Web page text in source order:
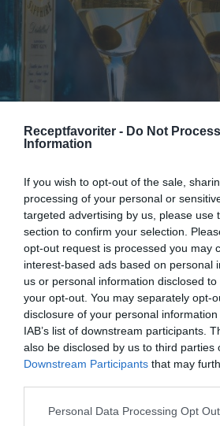
Receptfavoriter - Do Not
Information
If you wish to opt-out of the sale,
processing of your personal or
targeted advertising by us, please use
section to confirm your selection.
opt-out request is processed you may
interest-based ads based on personal
us or personal information disclosed
your opt-out. You may separately opt-
disclosure of your personal
IAB’s list of downstream participants.
also be disclosed by us to third parties
Downstream Participants that may
Personal Data Processing Opt
Dry Martini
Bjud på en Dry Martini innan
klassisk cocktail eller drink
torr...
RECEPT